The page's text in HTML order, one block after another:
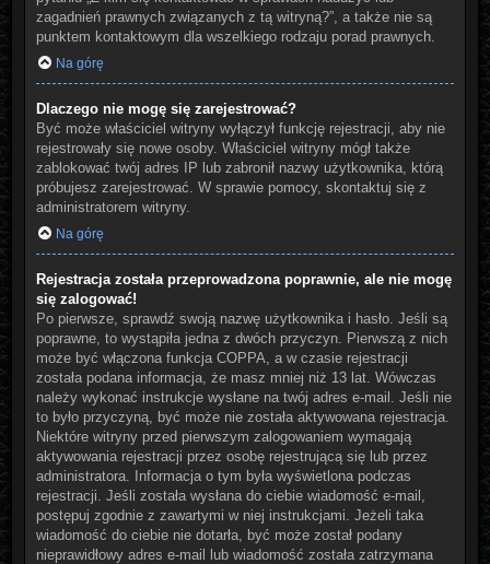
zagadnień prawnych związanych z tą witryną?”, a także nie są
punktem kontaktowym dla wszelkiego rodzaju porad prawnych.
Na górę
Dlaczego nie mogę się zarejestrować?
Być może właściciel witryny wyłączył funkcję rejestracji, aby nie
rejestrowały się nowe osoby. Właściciel witryny mógł także
zablokować twój adres IP lub zabronił nazwy użytkownika, którą
próbujesz zarejestrować. W sprawie pomocy, skontaktuj się z
administratorem witryny.
Na górę
Rejestracja została przeprowadzona poprawnie, ale nie mogę
się zalogować!
Po pierwsze, sprawdź swoją nazwę użytkownika i hasło. Jeśli są
poprawne, to wystąpiła jedna z dwóch przyczyn. Pierwszą z nich
może być włączona funkcja COPPA, a w czasie rejestracji
została podana informacja, że masz mniej niż 13 lat. Wówczas
należy wykonać instrukcje wysłane na twój adres e-mail. Jeśli nie
to było przyczyną, być może nie została aktywowana rejestracja.
Niektóre witryny przed pierwszym zalogowaniem wymagają
aktywowania rejestracji przez osobę rejestrującą się lub przez
administratora. Informacja o tym była wyświetlona podczas
rejestracji. Jeśli została wysłana do ciebie wiadomość e-mail,
postępuj zgodnie z zawartymi w niej instrukcjami. Jeżeli taka
wiadomość do ciebie nie dotarła, być może został podany
nieprawidłowy adres e-mail lub wiadomość została zatrzymana